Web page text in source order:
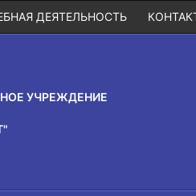
ДЕЯТЕЛЬНОСТЬ
УЧРЕЖДЕНИЕ